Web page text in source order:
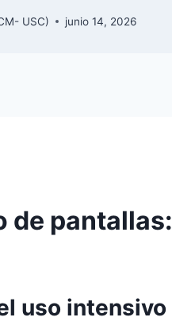
USC) junio 14, 2026
de
uso